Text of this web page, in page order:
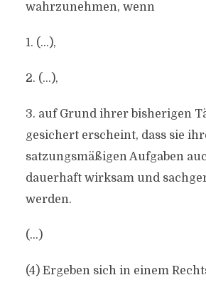
wahrzunehmen, wenn
1. (…),
2. (…),
3. auf Grund ihrer bisherigen
gesichert erscheint, dass sie
satzungsmäßigen Aufgaben
dauerhaft wirksam und
werden.
(…)
(4) Ergeben sich in einem